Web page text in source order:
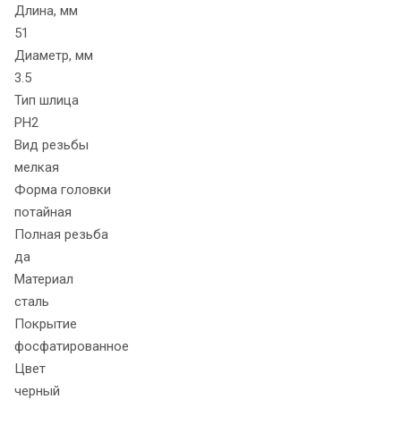
Длина, мм
51
Диаметр, мм
3.5
Тип шлица
PH2
Вид резьбы
мелкая
Форма головки
потайная
Полная резьба
да
Материал
сталь
Покрытие
фосфатированное
Цвет
черный